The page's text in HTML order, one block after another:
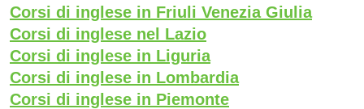
Corsi di inglese in Friuli Venezia Giulia
Corsi di inglese nel Lazio
Corsi di inglese in Liguria
Corsi di inglese in Lombardia
Corsi di inglese in Piemonte